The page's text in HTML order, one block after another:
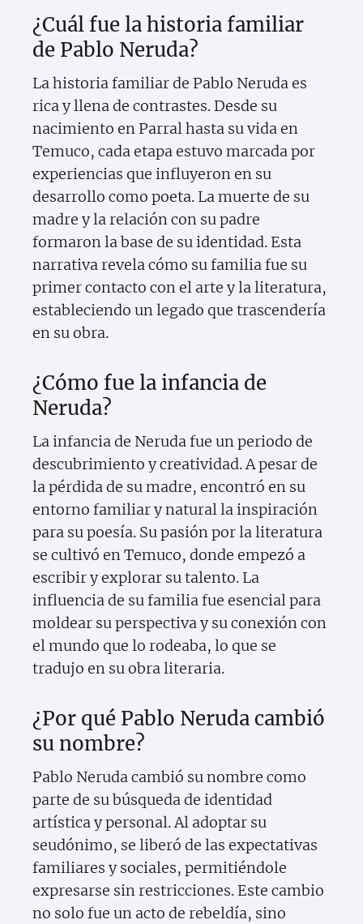
¿Cuál fue la historia familiar
de Pablo Neruda?
La historia familiar de Pablo Neruda es
rica y llena de contrastes. Desde su
nacimiento en Parral hasta su vida en
Temuco, cada etapa estuvo marcada por
experiencias que influyeron en su
desarrollo como poeta. La muerte de su
madre y la relación con su padre
formaron la base de su identidad. Esta
narrativa revela cómo su familia fue su
primer contacto con el arte y la literatura,
estableciendo un legado que trascendería
en su obra.
¿Cómo fue la infancia de
Neruda?
La infancia de Neruda fue un periodo de
descubrimiento y creatividad. A pesar de
la pérdida de su madre, encontró en su
entorno familiar y natural la inspiración
para su poesía. Su pasión por la literatura
se cultivó en Temuco, donde empezó a
escribir y explorar su talento. La
influencia de su familia fue esencial para
moldear su perspectiva y su conexión con
el mundo que lo rodeaba, lo que se
tradujo en su obra literaria.
¿Por qué Pablo Neruda cambió
su nombre?
Pablo Neruda cambió su nombre como
parte de su búsqueda de identidad
artística y personal. Al adoptar su
seudónimo, se liberó de las expectativas
familiares y sociales, permitiéndole
expresarse sin restricciones. Este cambio
no solo fue un acto de rebeldía, sino